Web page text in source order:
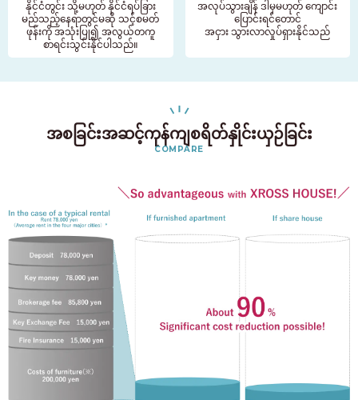
နိုင်ငံတွင်း သို့မဟုတ် နိုင်ငံရပ်ခြား
မည်သည့်နေရာတွင်မဆို သင့်စမတ်
ဖုန်းကို အသုံးပြု၍ အလွယ်တကူ
စာရင်းသွင်းနိုင်ပါသည်။
အလုပ်သွားချိန် ဒါမှမဟုတ် ကျောင်း
ပြောင်းရင်တောင်
အငှား သွားလာလှုပ်ရှားနိုင်သည်
အစခြင်းအဆင့်ကုန်ကျစရိတ်နှိုင်းယှဉ်ခြင်း
COMPARE